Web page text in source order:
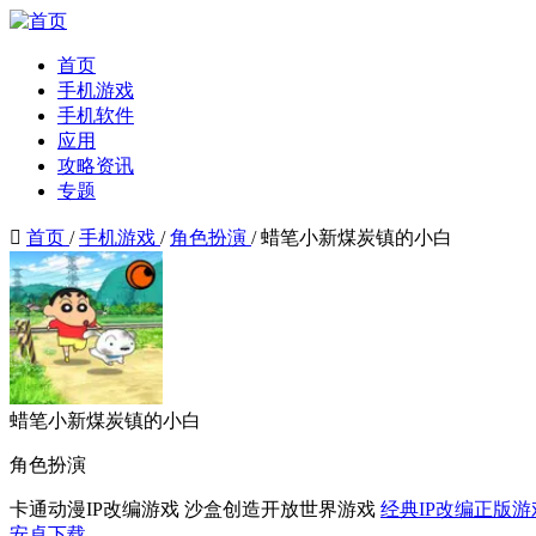
首页
手机游戏
手机软件
应用
攻略资讯
专题
 首页 / 手机游戏 / 角色扮演 / 蜡笔小新煤炭镇的小白
蜡笔小新煤炭镇的小白
角色扮演
卡通动漫IP改编游戏 沙盒创造开放世界游戏 经典IP改编正版游